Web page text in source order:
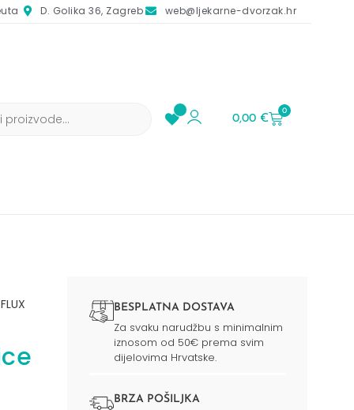
D. Golika 36, Zagreb web@ljekarne-dvorzak.hr
0,00€
0
BESPLATNA DOSTAVA
Za svaku narudžbu s minimalnim
iznosom od 50€ prema svim
dijelovima Hrvatske.
BRZA POŠILJKA